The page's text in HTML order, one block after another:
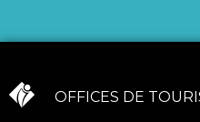
OFFICES DE